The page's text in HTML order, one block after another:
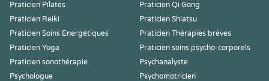
Praticien Pilates
Praticien Qi Gong
Praticien Reiki
Praticien Shiatsu
Praticien Soins Energétiques
Praticien Thérapies brèves
Praticien Yoga
Praticien soins psycho-corporels
Praticien sonothérapie
Psychanalyste
Psychologue
Psychomotricien